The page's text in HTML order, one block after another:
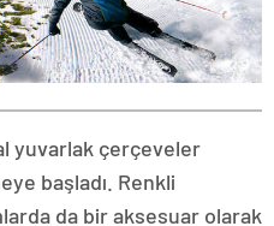
yuvarlak çerçeveler
başladı. Renkli
da bir aksesuar olarak